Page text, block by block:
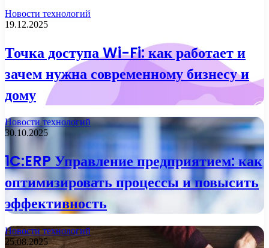
Новости технологий
19.12.2025
Точка доступа Wi-Fi: как работает и
зачем нужна современному бизнесу и
дому
Новости технологий
30.10.2025
1C:ERP Управление предприятием: как
оптимизировать процессы и повысить
эффективность
Новости технологий
25.08.2025